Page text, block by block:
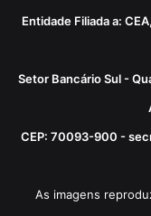
Entidade Filiada a:
Setor Bancário Sul -
CEP: 70093-900 -
As imagens